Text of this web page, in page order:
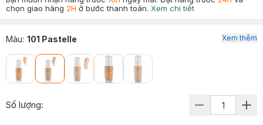
chọn giao hàng 2H ở bước thanh toán. Xem chi tiết
Màu: 101 Pastelle Xem thêm
Số lượng: